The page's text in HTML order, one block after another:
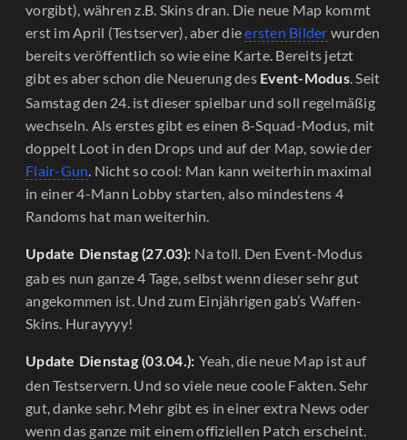
vorgibt), währen z.B. Skins dran. Die neue Map kommt
erst im April (Testserver), aber dieersten Bilder wurden
bereits veröffentlich so wie eine Karte. Bereits jetzt
gibt es aber schon die Neuerung des Event-Modus. Seit
Samstag den 24. ist dieser spielbar und soll regelmäßig
wechseln. Als erstes gibt es einen 8-Squad-Modus, mit
doppelt Loot in den Drops und auf der Map, sowie der
Flair-Gun. Nicht so cool: Man kann weiterhin maximal
in einer 4-Mann Lobby starten, also mindestens 4
Randoms hat man weiterhin.
Update Dienstag (27.03): Na toll. Den Event-Modus
gab es nun ganze 4 Tage, selbst wenn dieser sehr gut
angekommen ist. Und zum Einjährigen gab’s Waffen-
Skins. Hurayyyy!
Update Dienstag (03.04.): Yeah, die neue Map ist auf
den Testservern. Und so viele neue coole Fakten. Sehr
gut, danke sehr. Mehr gibt es in einer extra News oder
wenn das ganze mit einem offiziellen Patch erscheint.